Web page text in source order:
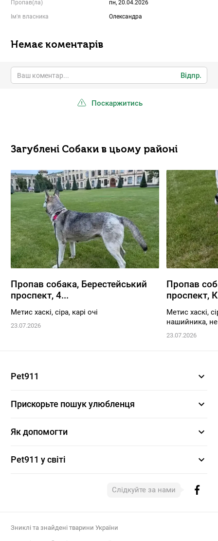
Пропав(ла) пн, 20.04.2026
Ім'я власника Олександра
Немає коментарів
Відпр.
Поскаржитись
Загублені Собаки в цьому районі
Пропав собака, Берестейський
проспект, 4...
Метис хаскі, сіра, карі очі
23.07.2026
Пропав
проспект,
Метис хаскі,
нашийника,
23.07.2026
Pet911 expand_more
Прискорьте пошук улюбленця expand_more
Як допомогти expand_more
Pet911 у світі expand_more
Слідкуйте за нами
Зниклі та знайдені тварини України